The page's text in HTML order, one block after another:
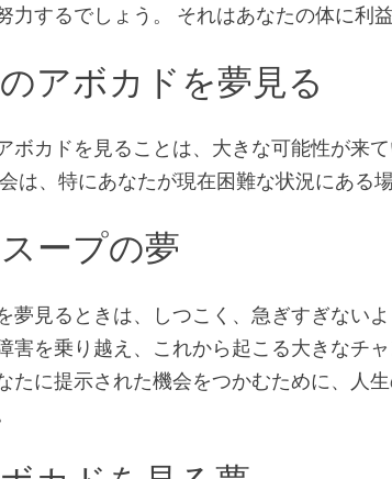
力するでしょう。 それはあなたの体に利
のアボカドを夢見る
ボカドを見ることは、大きな可能性が来
は、特にあなたが現在困難な状況にある
ープの夢
夢見るときは、しつこく、急ぎすぎない
害を乗り越え、これから起こる大きなチ
たに提示された機会をつかむために、人